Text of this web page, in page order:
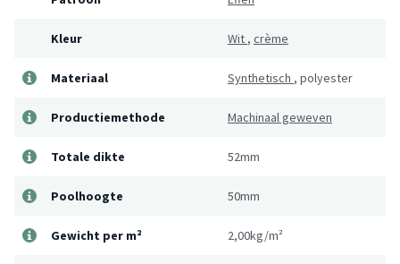
Kleur Wit , crème
Materiaal Synthetisch , polyester
Productiemethode Machinaal geweven
Totale dikte 52mm
Poolhoogte 50mm
Gewicht per m² 2,00kg/m²